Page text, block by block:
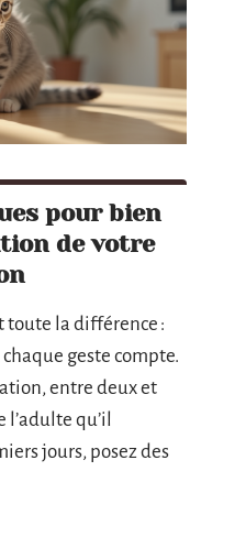
pour bien
de votre
toute la différence :
geste compte.
entre deux et
qu’il
jours, posez des